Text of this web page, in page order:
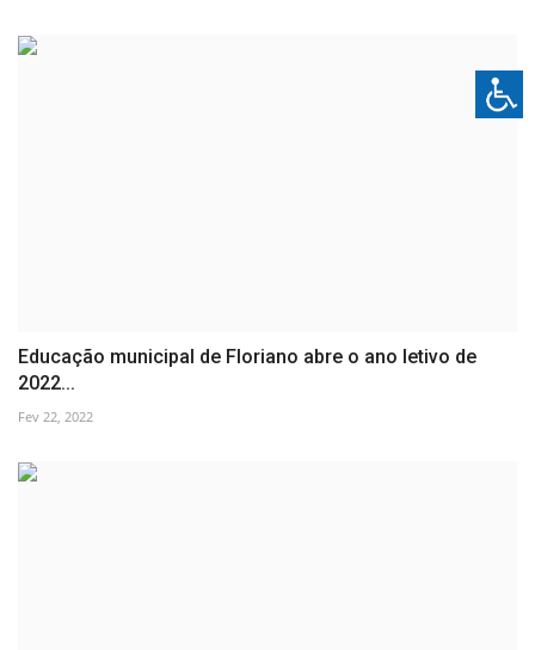
Educação municipal de Floriano abre o ano letivo de
2022...
Fev 22, 2022